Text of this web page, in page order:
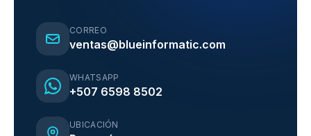
CORREO
ventas@blueinformatic.com
WHATSAPP
+507 6598 8502
UBICACIÓN